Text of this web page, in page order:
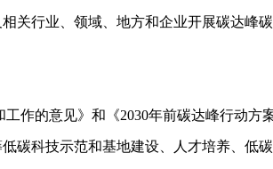
关行业、领域、地方和企业开展碳达峰
的意见》和《2030年前碳达峰行动方
碳科技示范和基地建设、人才培养、低